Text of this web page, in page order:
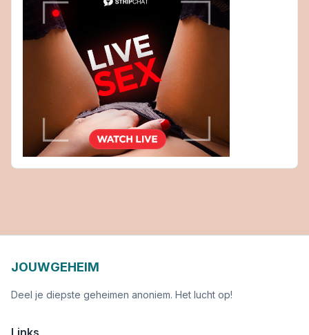
JOUWGEHEIM
Deel je diepste geheimen anoniem. Het lucht op!
Links